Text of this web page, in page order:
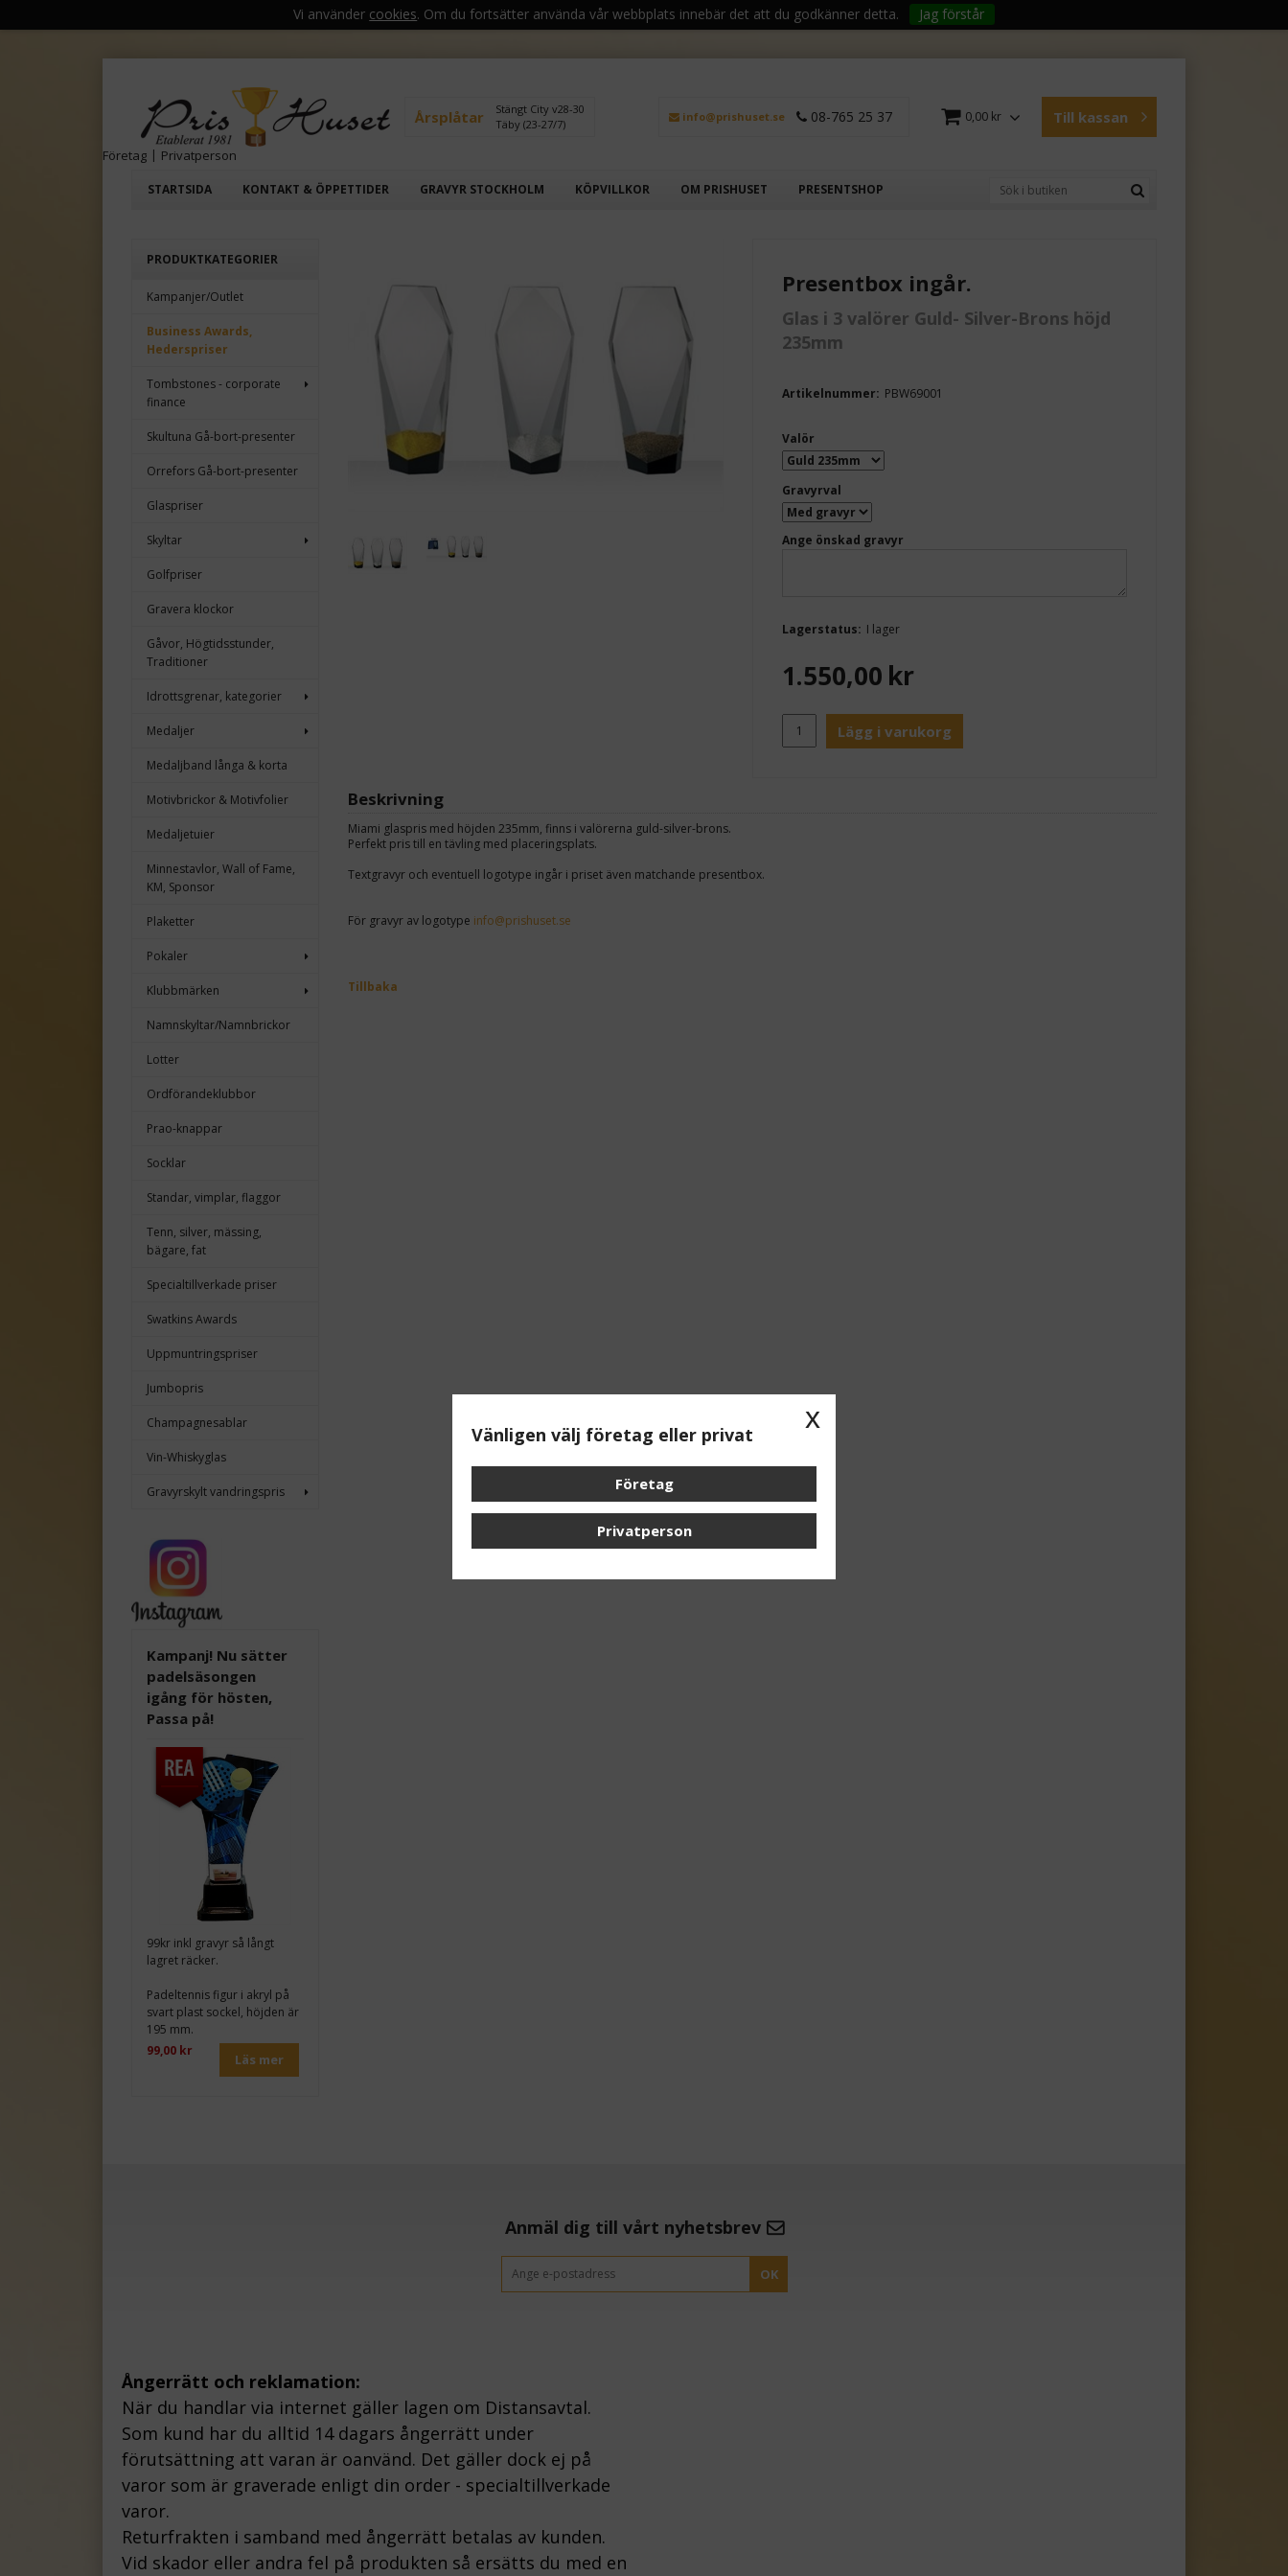
Vi använder cookies. Om du fortsätter använda vår webbplats innebär det att du godkänner detta. Jag förstår
Årsplåtar
Stängt City v28-30
Täby (23-27/7)
info@prishuset.se 08-765 25 37 0,00 kr Till kassan
STARTSIDA KONTAKT & ÖPPETTIDER GRAVYR STOCKHOLM KÖPVILLKOR OM PRISHUSET PRESENTSHOP
Företag | Privatperson
PRODUKTKATEGORIER
Kampanjer/Outlet
Business Awards,
Hederspriser
Tombstones - corporate
finance
Skultuna Gå-bort-presenter
Orrefors Gå-bort-presenter
Glaspriser
Skyltar
Golfpriser
Gravera klockor
Gåvor, Högtidsstunder,
Traditioner
Idrottsgrenar, kategorier
Medaljer
Medaljband långa & korta
Motivbrickor & Motivfolier
Medaljetuier
Minnestavlor, Wall of Fame,
KM, Sponsor
Plaketter
Pokaler
Klubbmärken
Namnskyltar/Namnbrickor
Lotter
Ordförandeklubbor
Prao-knappar
Socklar
Standar, vimplar, flaggor
Tenn, silver, mässing,
bägare, fat
Specialtillverkade priser
Swatkins Awards
Uppmuntringspriser
Jumbopris
Champagnesablar
Vin-Whiskyglas
Gravyrskylt vandringspris
Kampanj! Nu sätter
padelsäsongen
igång för hösten,
Passa på!
99kr inkl gravyr så långt
lagret räcker.
Padeltennis figur i akryl på
svart plast sockel, höjden är
195 mm.
99,00 kr
Läs mer
Presentbox ingår.
Glas i 3 valörer Guld- Silver-Brons höjd
235mm
Artikelnummer: PBW69001
Valör
Gravyrval
Ange önskad gravyr
Lagerstatus: I lager
1.550,00 kr
Lägg i varukorg
Beskrivning
Miami glaspris med höjden 235mm, finns i valörerna guld-silver-brons.
Perfekt pris till en tävling med placeringsplats.
Textgravyr och eventuell logotype ingår i priset även matchande presentbox.
För gravyr av logotype info@prishuset.se
Tillbaka
Anmäl dig till vårt nyhetsbrev
OK
Ångerrätt och reklamation:
När du handlar via internet gäller lagen om Distansavtal.
Som kund har du alltid 14 dagars ångerrätt under
förutsättning att varan är oanvänd. Det gäller dock ej på
varor som är graverade enligt din order - specialtillverkade
varor.
Returfrakten i samband med ångerrätt betalas av kunden.
Vid skador eller andra fel på produkten så ersätts du med en
x
Vänligen välj företag eller privat
Företag
Privatperson